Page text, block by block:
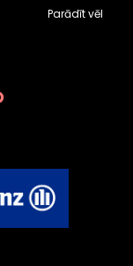
Parādīt vēl